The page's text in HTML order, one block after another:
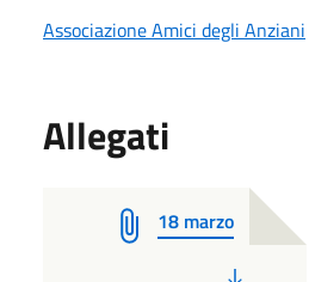
Associazione Amici degli Anziani
Allegati
18 marzo